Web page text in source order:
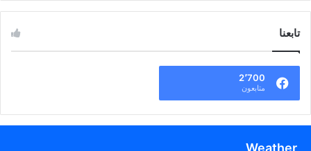
تابعنا
2٬700
متابعون
Weather